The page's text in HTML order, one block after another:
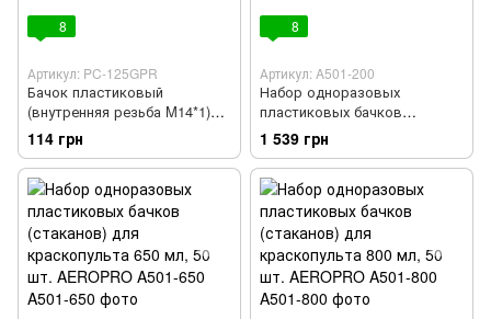
8
Артикул: PC-125GPR
Бачок пластиковый
(внутренняя резьба M14*1)
125 мл AUARITA PC-125GPR
114 грн
8
Артикул: A501-200
Набор одноразовых
пластиковых бачков
(стаканов) для краскопульта
200 мл, 50 шт. AEROPRO
A501-200
1 539 грн